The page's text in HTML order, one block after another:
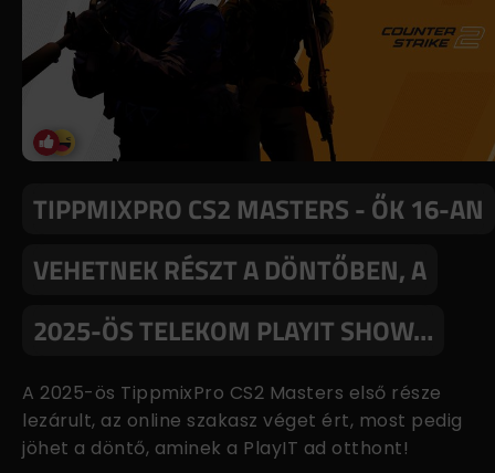
TIPPMIXPRO CS2 MASTERS - ŐK 16-AN
VEHETNEK RÉSZT A DÖNTŐBEN, A
2025-ÖS TELEKOM PLAYIT SHOW…
A 2025-ös TippmixPro CS2 Masters első része
lezárult, az online szakasz véget ért, most pedig
jöhet a döntő, aminek a PlayIT ad otthont!